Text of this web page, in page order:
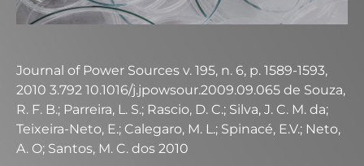
Journal of Power Sources v. 195, n. 6, p. 1589-1593,
2010 3.792 10.1016/j.jpowsour.2009.09.065 de Souza,
R. F. B.; Parreira, L. S.; Rascio, D. C.; Silva, J. C. M. da;
Teixeira-Neto, E.; Calegaro, M. L.; Spinacé, E.V.; Neto,
A. O; Santos, M. C. dos 2010